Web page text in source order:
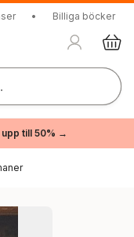
• Billiga böcker
upp till 50% →